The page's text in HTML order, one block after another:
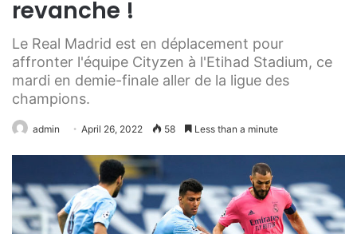
revanche !
Le Real Madrid est en déplacement pour
affronter l'équipe Cityzen à l'Etihad Stadium, ce
mardi en demie-finale aller de la ligue des
champions.
admin April 26, 2022 58 Less than a minute